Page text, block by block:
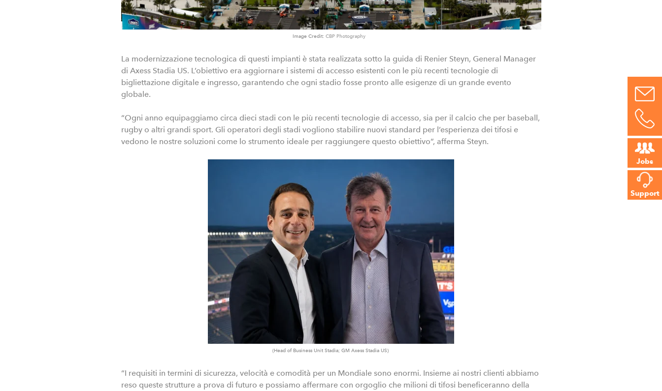
Jobs
Support
Image Credit: CBP Photography
La modernizzazione tecnologica di questi impianti è stata realizzata sotto la guida di Renier Steyn, General Manager
di Axess Stadia US. L’obiettivo era aggiornare i sistemi di accesso esistenti con le più recenti tecnologie di
bigliettazione digitale e ingresso, garantendo che ogni stadio fosse pronto alle esigenze di un grande evento
globale.
“Ogni anno equipaggiamo circa dieci stadi con le più recenti tecnologie di accesso, sia per il calcio che per baseball,
rugby o altri grandi sport. Gli operatori degli stadi vogliono stabilire nuovi standard per l’esperienza dei tifosi e
vedono le nostre soluzioni come lo strumento ideale per raggiungere questo obiettivo”, afferma Steyn.
(Head of Business Unit Stadia; GM Axess Stadia US)
“I requisiti in termini di sicurezza, velocità e comodità per un Mondiale sono enormi. Insieme ai nostri clienti abbiamo
reso queste strutture a prova di futuro e possiamo affermare con orgoglio che milioni di tifosi beneficeranno della